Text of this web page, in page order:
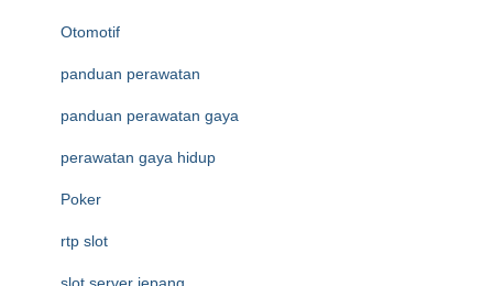
Otomotif
panduan perawatan
panduan perawatan gaya
perawatan gaya hidup
Poker
rtp slot